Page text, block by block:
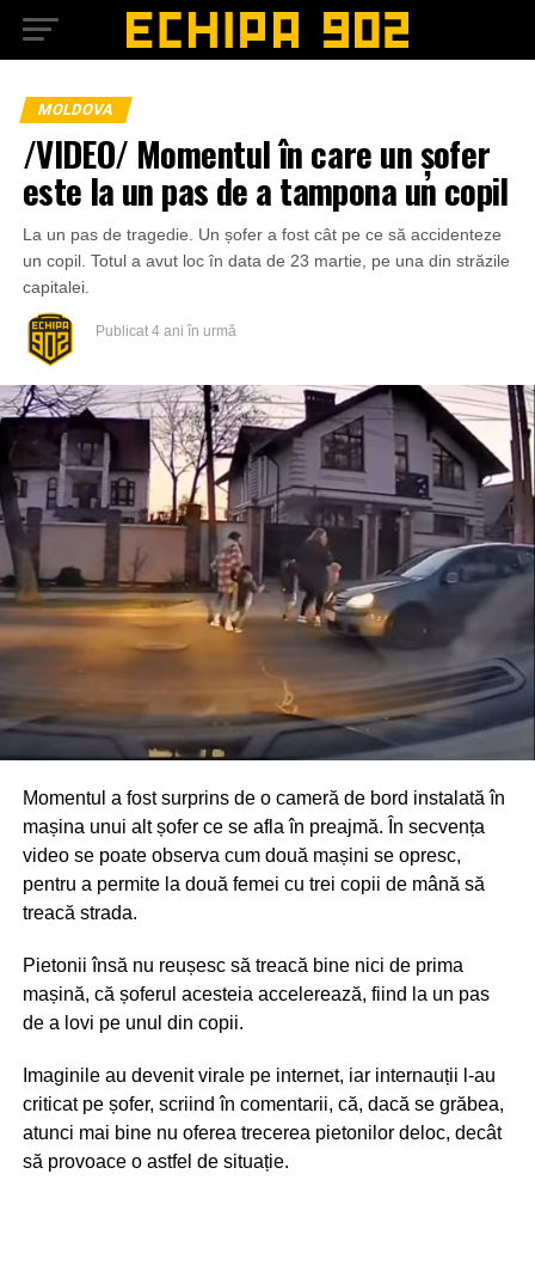
MOLDOVA
/VIDEO/ Momentul în care un șofer
este la un pas de a tampona un copil
La un pas de tragedie. Un șofer a fost cât pe ce să accidenteze
un copil. Totul a avut loc în data de 23 martie, pe una din străzile
capitalei.
Publicat 4 ani în urmă
Momentul a fost surprins de o cameră de bord instalată în
mașina unui alt șofer ce se afla în preajmă. În secvența
video se poate observa cum două mașini se opresc,
pentru a permite la două femei cu trei copii de mână să
treacă strada.
Pietonii însă nu reușesc să treacă bine nici de prima
mașină, că șoferul acesteia accelerează, fiind la un pas
de a lovi pe unul din copii.
Imaginile au devenit virale pe internet, iar internauții l-au
criticat pe șofer, scriind în comentarii, că, dacă se grăbea,
atunci mai bine nu oferea trecerea pietonilor deloc, decât
să provoace o astfel de situație.